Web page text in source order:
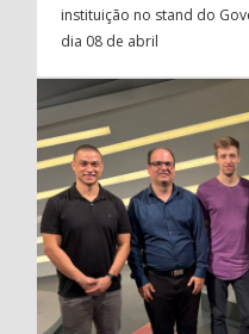
instituição no stand do
dia 08 de abril